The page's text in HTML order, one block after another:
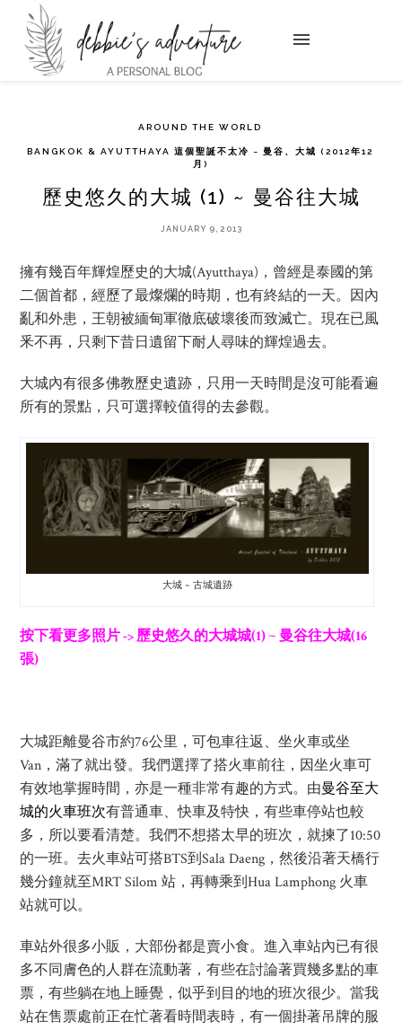
AROUND THE WORLD
BANGKOK & AYUTTHAYA 這個聖誕不太冷 ~ 曼谷、大城 (2012年12
月)
歷史悠久的大城 (1) ~ 曼谷往大城
JANUARY 9, 2013
擁有幾百年輝煌歷史的大城(Ayutthaya)，曾經是泰國的第
二個首都，經歷了最燦爛的時期，也有終結的一天。因內
亂和外患，王朝被緬甸軍徹底破壞後而致滅亡。現在已風
釆不再，只剩下昔日遺留下耐人尋味的輝煌過去。
大城內有很多佛教歷史遺跡，只用一天時間是沒可能看遍
所有的景點，只可選擇較值得的去參觀。
大城 ~ 古城遺跡
按下看更多照片 -> 歷史悠久的大城城(1) ~ 曼谷往大城(16
張)
大城距離曼谷市約76公里，可包車往返、坐火車或坐
Van，滿了就出發。我們選擇了搭火車前往，因坐火車可
有效地掌握時間，亦是一種非常有趣的方式。由曼谷至大
城的火車班次有普通車、快車及特快，有些車停站也較
多，所以要看清楚。我們不想搭太早的班次，就揀了10:50
的一班。去火車站可搭BTS到Sala Daeng，然後沿著天橋行
幾分鐘就至MRT Silom 站，再轉乘到Hua Lamphong 火車
站就可以。
車站外很多小販，大部份都是賣小食。進入車站內已有很
多不同膚色的人群在流動著，有些在討論著買幾多點的車
票，有些躺在地上睡覺，似乎到目的地的班次很少。當我
站在售票處前正在忙著看時間表時，有一個掛著吊牌的服